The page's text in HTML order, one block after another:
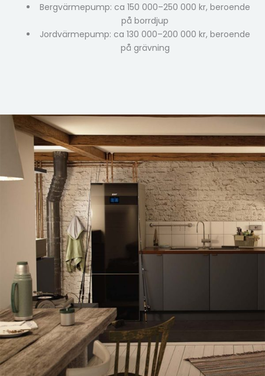
Bergvärmepump: ca 150 000–250 000 kr, beroende
på borrdjup
Jordvärmepump: ca 130 000–200 000 kr, beroende
på grävning